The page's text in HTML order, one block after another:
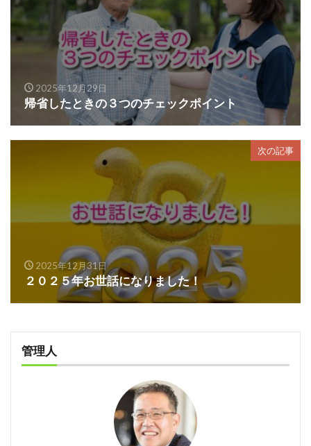
2025年12月29日
帰省したときの３つのチェックポイント
次の記事
2025年12月31日
２０２５年お世話になりました！
管理人